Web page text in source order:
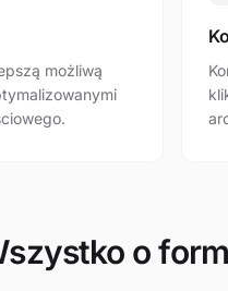
możliwą
o